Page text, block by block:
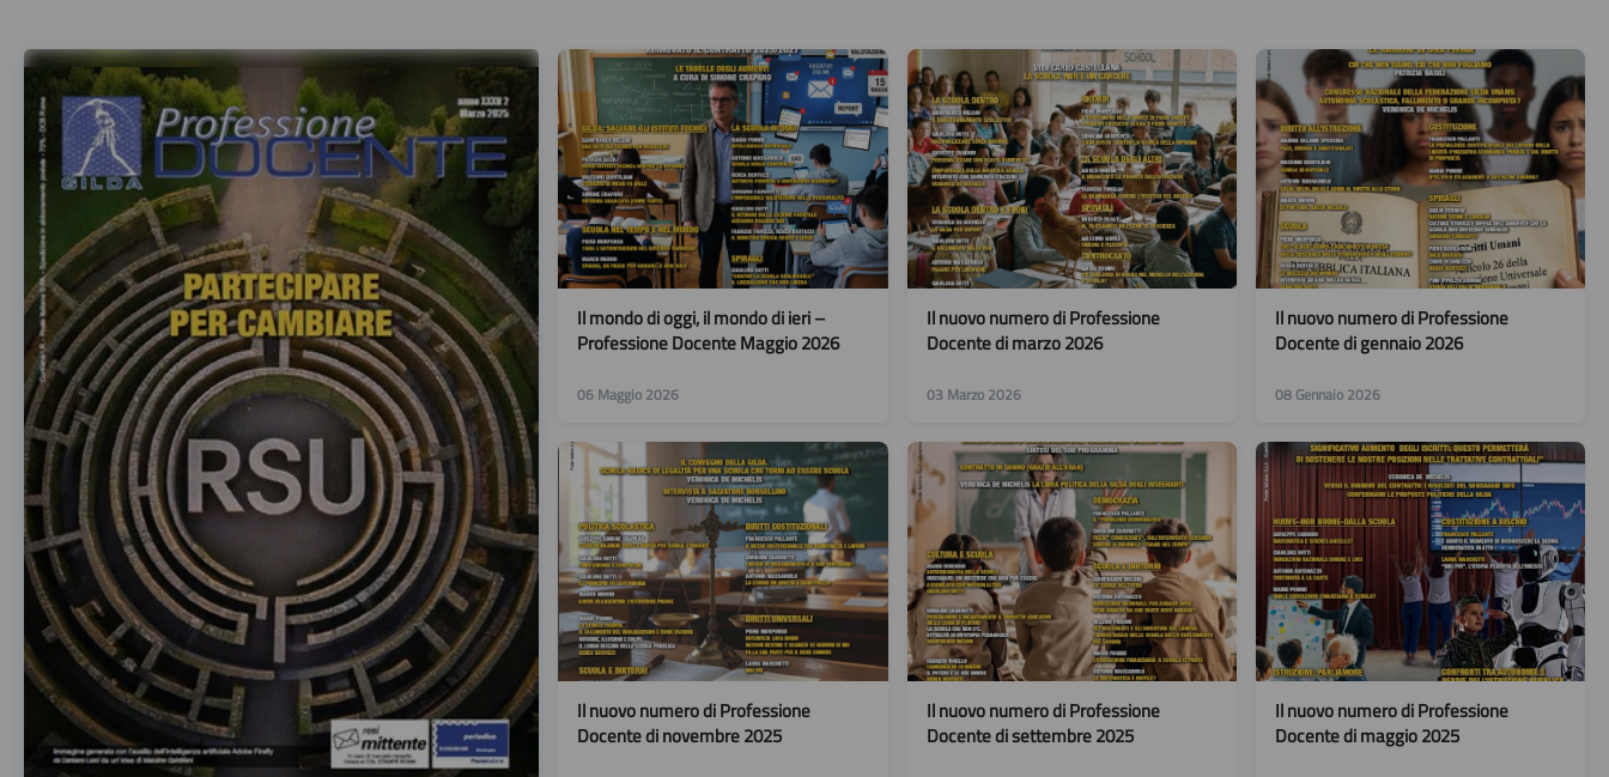
Il mondo di oggi, il mondo di ieri –
Professione Docente Maggio 2026
06 Maggio 2026
Il nuovo numero di Professione
Docente di marzo 2026
03 Marzo 2026
Il nuovo numero di Professione
Docente di gennaio 2026
08 Gennaio 2026
Il nuovo numero di Professione
Docente di novembre 2025
Il nuovo numero di Professione
Docente di settembre 2025
Il nuovo numero di Professione
Docente di maggio 2025